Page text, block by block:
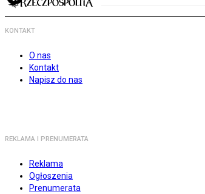
KONTAKT
O nas
Kontakt
Napisz do nas
REKLAMA I PRENUMERATA
Reklama
Ogłoszenia
Prenumerata